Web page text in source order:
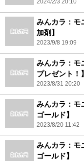
2024/2/3 20:10
みんカラ：モ
加剤】
2023/9/8 19:09
みんカラ：モ
プレゼント！】
2023/8/31 20:20
みんカラ：モ
ゴールド】
2023/8/20 11:42
みんカラ：モ
ゴールド】